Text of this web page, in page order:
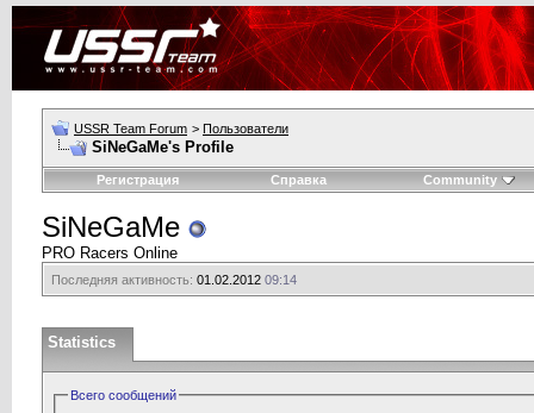
USSR Team Forum > Пользователи
SiNeGaMe's Profile
Регистрация Справка Community
SiNeGaMe
PRO Racers Online
Последняя активность: 01.02.2012 09:14
Statistics
Всего сообщений